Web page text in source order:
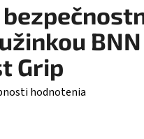
BNN
Grip
hodnotenia